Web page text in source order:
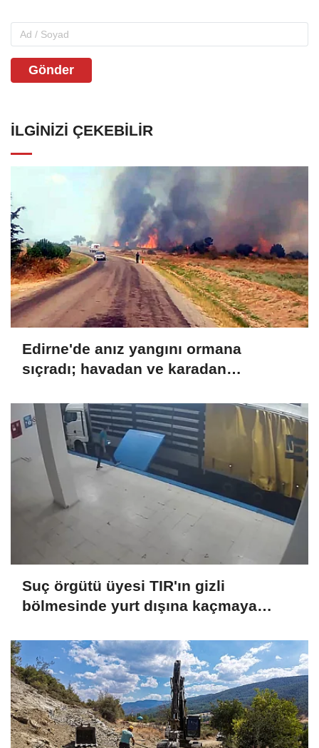
Gönder
İLGINIZI ÇEKEBILIR
Edirne'de anız yangını ormana
sıçradı; havadan ve karadan
Suç örgütü üyesi TIR'ın gizli
bölmesinde yurt dışına kaçmaya